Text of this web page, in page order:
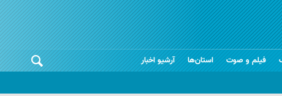
فیلم و صوت استان‌ها آرشیو اخبار